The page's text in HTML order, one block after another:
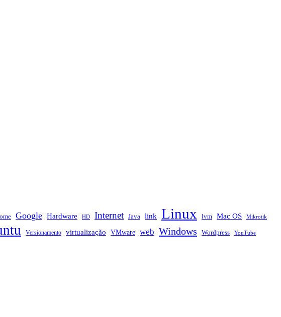
Google Hardware HD Internet Java link Linux lvm Mac OS Mikrotik
Versionamento virtualização VMware web Windows Wordpress YouTube